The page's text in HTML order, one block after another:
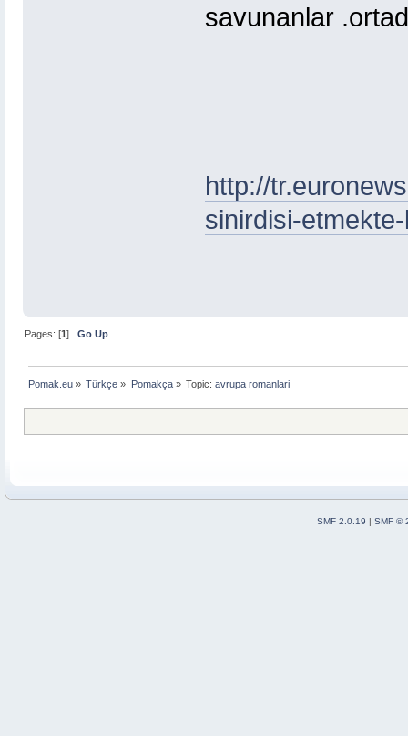
savunanlar
http://
sinirdisi-
Pages: [1]Go Up
Pomak.eu » Türkçe » Pomakça» Topic:avrupa romanlari
SMF 2.0.19 | SMF ©